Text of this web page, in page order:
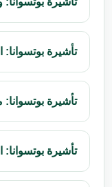
تأشيرة
تأشيرة
تأشيرة